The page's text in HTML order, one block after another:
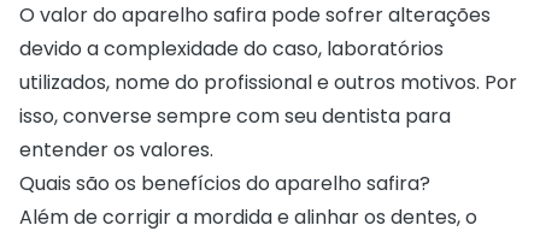
O valor do aparelho safira pode sofrer alterações
devido a complexidade do caso, laboratórios
utilizados, nome do profissional e outros motivos. Por
isso, converse sempre com seu dentista para
entender os valores.
Quais são os benefícios do aparelho safira?
Além de corrigir a mordida e alinhar os dentes, o